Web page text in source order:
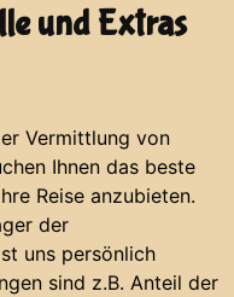
und Extras
Vermittlung von
Ihnen das beste
Reise anzubieten.
der
uns persönlich
sind z.B. Anteil der